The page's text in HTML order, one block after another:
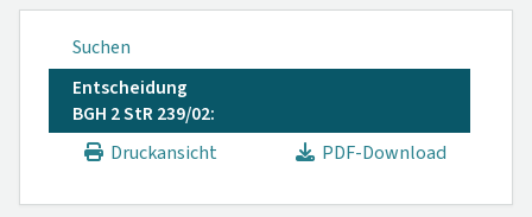
Suchen
Entscheidung
BGH 2 StR 239/02:
Druckansicht
PDF-Download